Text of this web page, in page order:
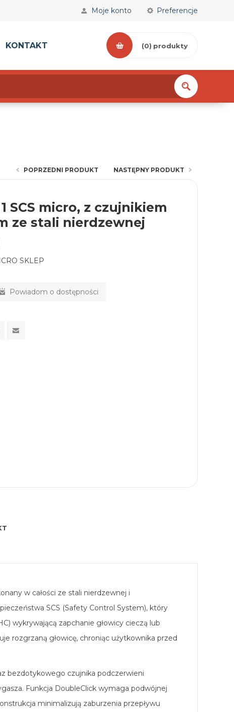
Preferencje
Moje konto
KONTAKT (0) produkty
POPRZEDNI PRODUKT NASTĘPNY PRODUKT
SCS micro, z czujnikiem
ze stali nierdzewnej
SKLEP
Powiadom o dostępności
w całości ze stali nierdzewnej i
SCS (Safety Control System), który
wykrywającą zapchanie głowicy cieczą lub
rozgrzaną głowicę, chroniąc użytkownika przed
bezdotykowego czujnika podczerwieni
Funkcja DoubleClick wymaga podwójnej
minimalizują zaburzenia przepływu